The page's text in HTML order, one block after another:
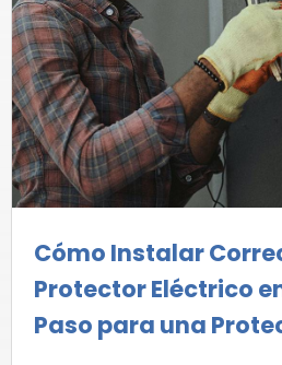
Cómo Instalar
Protector Eléctrico
Paso para una